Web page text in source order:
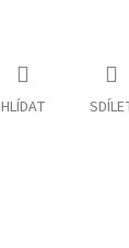
HLÍDAT